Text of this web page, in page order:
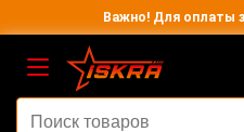
Важно! Для оплаты